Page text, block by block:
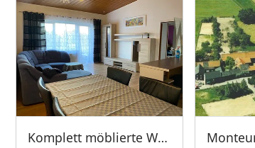
Komplett möblierte Wohnung mit Südbalkon zu verm. Monteurwohnung.